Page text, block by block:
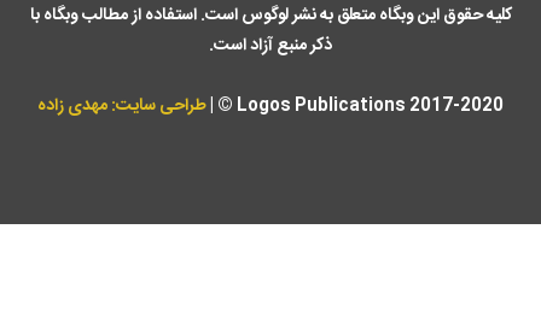
کلیه حقوق این وبگاه متعلق به نشر لوگوس است. استفاده از مطالب وبگاه با
ذکر منبع آزاد است.
Logos Publications 2017-2020 © | طراحی سایت: مهدی زاده